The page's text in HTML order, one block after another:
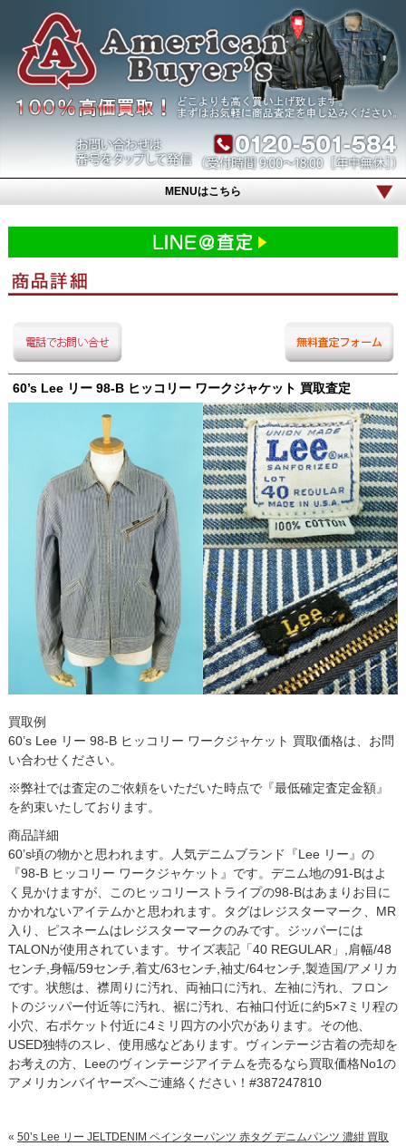
MENUはこちら
60’s Lee リー 98-B ヒッコリー ワークジャケット 買取査定
買取例
60’s Lee リー 98-B ヒッコリー ワークジャケット 買取価格は、お問
い合わせください。
※弊社では査定のご依頼をいただいた時点で『最低確定査定金額』
を約束いたしております。
商品詳細
60’s頃の物かと思われます。人気デニムブランド『Lee リー』の
『98-B ヒッコリー ワークジャケット』です。デニム地の91-Bはよ
く見かけますが、このヒッコリーストライプの98-Bはあまりお目に
かかれないアイテムかと思われます。タグはレジスターマーク、MR
入り、ピスネームはレジスターマークのみです。ジッパーには
TALONが使用されています。サイズ表記「40 REGULAR」,肩幅/48
センチ,身幅/59センチ,着丈/63センチ,袖丈/64センチ,製造国/アメリカ
です。状態は、襟周りに汚れ、両袖口に汚れ、左袖に汚れ、フロン
トのジッパー付近等に汚れ、裾に汚れ、右袖口付近に約5×7ミリ程の
小穴、右ポケット付近に4ミリ四方の小穴があります。その他、
USED独特のスレ、使用感などあります。ヴィンテージ古着の売却を
お考えの方、Leeのヴィンテージアイテムを売るなら買取価格No1の
アメリカンバイヤーズへご連絡ください！#387247810
« 50’s Lee リー JELTDENIM ペインターパンツ 赤タグ デニムパンツ 濃紺 買取